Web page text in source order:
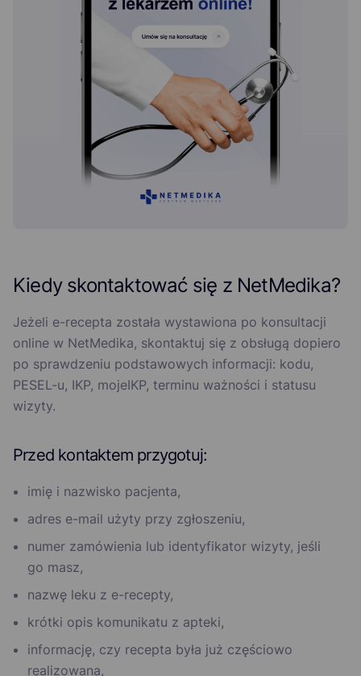
Kiedy skontaktować się z NetMedika?
Jeżeli e-recepta została wystawiona po konsultacji
online w NetMedika, skontaktuj się z obsługą dopiero
po sprawdzeniu podstawowych informacji: kodu,
PESEL-u, IKP, mojeIKP, terminu ważności i statusu
wizyty.
Przed kontaktem przygotuj:
imię i nazwisko pacjenta,
adres e-mail użyty przy zgłoszeniu,
numer zamówienia lub identyfikator wizyty, jeśli
go masz,
nazwę leku z e-recepty,
krótki opis komunikatu z apteki,
informację, czy recepta była już częściowo
realizowana,